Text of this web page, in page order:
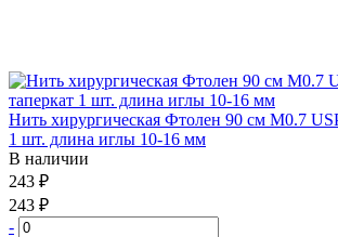
Нить хирургическая Фтолен 90 см М0.7
1 шт. длина иглы 10-16 мм
В наличии
243 ₽
243 ₽
-